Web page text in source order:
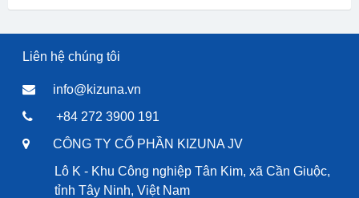
Liên hệ chúng tôi
info@kizuna.vn
+84 272 3900 191
CÔNG TY CỔ PHẦN KIZUNA JV
Lô K - Khu Công nghiệp Tân Kim, xã Cần Giuộc,
tỉnh Tây Ninh, Việt Nam